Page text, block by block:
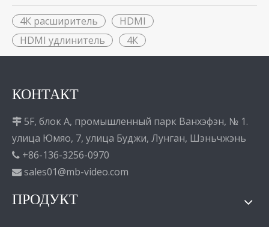
4К расширитель
HDMI
HDMI удлинитель
4К
КОНТАКТ
 5F, блок A, промышленный парк Ванхэфэн, № 1.
улица Юмяо, 7, улица Буджи, Лунган, Шэньчжэнь
 +86-136-3256-0970
 sales01@mb-video.com
ПРОДУКТ